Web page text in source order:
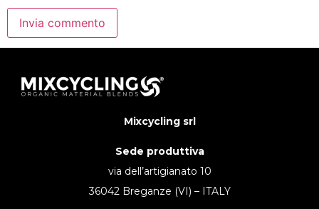
Mixcycling srl
Sede produttiva
via dell’artigianato 10
36042 Breganze (VI) – ITALY